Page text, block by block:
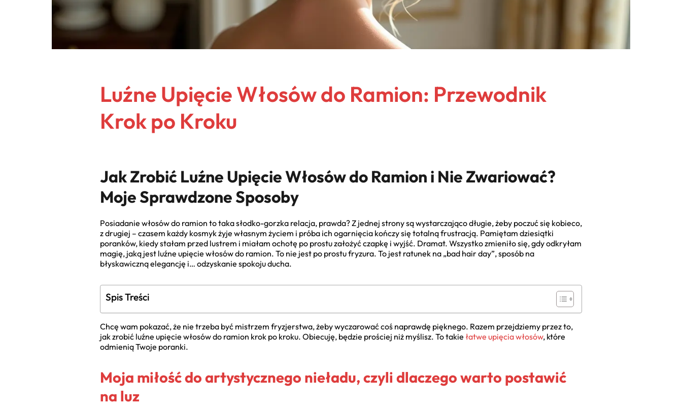
Luźne Upięcie Włosów do Ramion: Przewodnik
Krok po Kroku
Jak Zrobić Luźne Upięcie Włosów do Ramion i Nie Zwariować?
Moje Sprawdzone Sposoby
Posiadanie włosów do ramion to taka słodko-gorzka relacja, prawda? Z jednej strony są wystarczająco długie, żeby poczuć się kobieco,
z drugiej – czasem każdy kosmyk żyje własnym życiem i próba ich ogarnięcia kończy się totalną frustracją. Pamiętam dziesiątki
poranków, kiedy stałam przed lustrem i miałam ochotę po prostu założyć czapkę i wyjść. Dramat. Wszystko zmieniło się, gdy odkryłam
magię, jaką jest luźne upięcie włosów do ramion. To nie jest po prostu fryzura. To jest ratunek na „bad hair day”, sposób na
błyskawiczną elegancję i… odzyskanie spokoju ducha.
Spis Treści
Chcę wam pokazać, że nie trzeba być mistrzem fryzjerstwa, żeby wyczarować coś naprawdę pięknego. Razem przejdziemy przez to,
jak zrobić luźne upięcie włosów do ramion krok po kroku. Obiecuję, będzie prościej niż myślisz. To takie łatwe upięcia włosów, które
odmienią Twoje poranki.
Moja miłość do artystycznego nieładu, czyli dlaczego warto postawić
na luz